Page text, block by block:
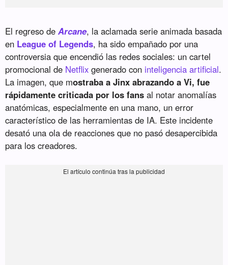
El regreso deArcane, la aclamada serie animada basada
en League of Legends, ha sido empañado por una
controversia que encendió las redes sociales: un cartel
promocional de Netflix generado con inteligencia artificial.
La imagen, que mostraba a Jinx abrazando a Vi, fue
rápidamente criticada por los fans al notar anomalías
anatómicas, especialmente en una mano, un error
característico de las herramientas de IA. Este incidente
desató una ola de reacciones que no pasó desapercibida
para los creadores.